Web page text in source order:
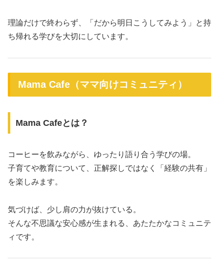
理論だけで終わらず、「だから明日こうしてみよう」と持
ち帰れる学びを大切にしています。
Mama Cafe（ママ向けコミュニティ）
Mama Cafeとは？
コーヒーを飲みながら、ゆったり語り合う学びの場。
子育てや教育について、正解探しではなく「経験の共有」
を楽しみます。
気づけば、少し肩の力が抜けている。
そんな不思議な安心感が生まれる、あたたかなコミュニテ
ィです。